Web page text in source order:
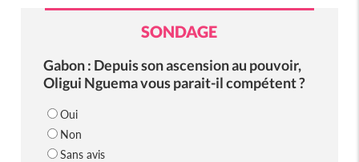
SONDAGE
Gabon : Depuis son ascension au pouvoir,
Oligui Nguema vous parait-il compétent ?
Oui
Non
Sans avis